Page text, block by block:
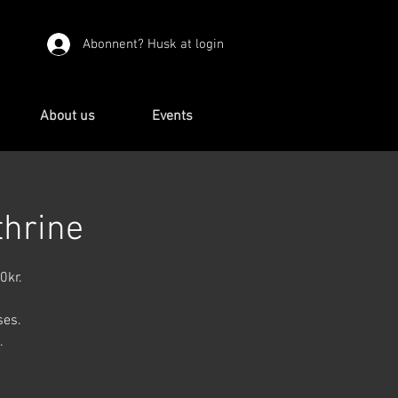
Abonnent? Husk at login
About us Events